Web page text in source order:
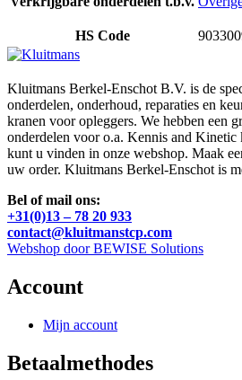
HS Code
Kluitmans Berkel-Enschot B.V. is de
onderdelen, onderhoud, reparaties en
kranen voor opleggers. We hebben een
onderdelen voor o.a. Kennis and Kinetic
kunt u vinden in onze webshop. Maak
uw order. Kluitmans Berkel-Enschot is
Bel of mail ons:
+31(0)13 – 78 20 933
contact@kluitmanstcp.com
Webshop door BEWISE Solutions
Account
Mijn account
Betaalmethodes